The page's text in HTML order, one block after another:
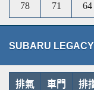
78
71 64
SUBARU
排氣 車門 排